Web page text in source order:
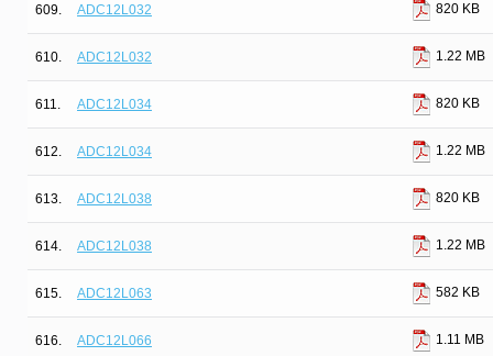
609. ADC12L032 820 KB
610. ADC12L032 1.22 MB
611. ADC12L034 820 KB
612. ADC12L034 1.22 MB
613. ADC12L038 820 KB
614. ADC12L038 1.22 MB
615. ADC12L063 582 KB
616. ADC12L066 1.11 MB